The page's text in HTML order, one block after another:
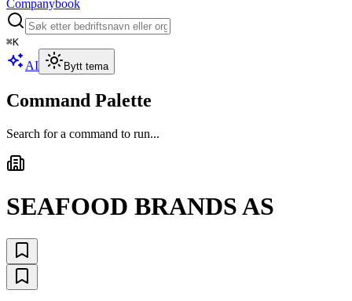
Companybook
⌘K
AI Bytt tema
Command Palette
Search for a command to run...
SEAFOOD BRANDS AS